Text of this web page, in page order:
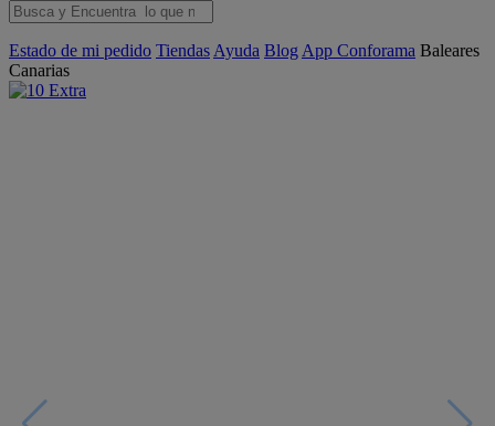
Estado de mi pedido Tiendas Ayuda Blog App Conforama Baleares
Canarias